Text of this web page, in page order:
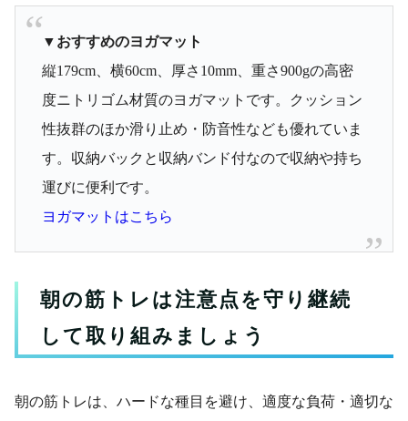
▼おすすめのヨガマット
縦179cm、横60cm、厚さ10mm、重さ900gの高密
度ニトリゴム材質のヨガマットです。クッション
性抜群のほか滑り止め・防音性なども優れていま
す。収納バックと収納バンド付なので収納や持ち
運びに便利です。
ヨガマットはこちら
朝の筋トレは注意点を守り継続
して取り組みましょう
朝の筋トレは、ハードな種目を避け、適度な負荷・適切な